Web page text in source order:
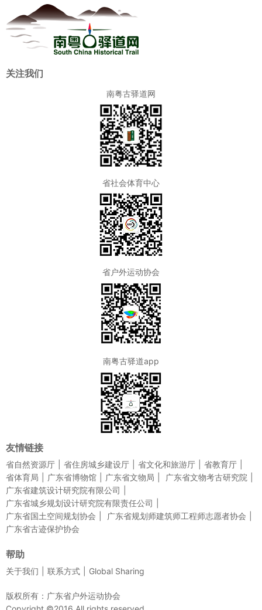
关注我们
南粤古驿道网
省社会体育中心
省户外运动协会
南粤古驿道app
友情链接
省自然资源厅 省住房城乡建设厅 省文化和旅游厅
省教育厅
省体育局
广东省博物馆 广东省文物局
广东省文物考古研究院
广东省建筑设计研究院有限公司
广东省城乡规划设计研究院有限责任公司
广东省国土空间规划协会
广东省规划师建筑师工程师志愿者协会
广东省古迹保护协会
帮助
关于我们 联系方式 Global Sharing
版权所有：广东省户外运动协会